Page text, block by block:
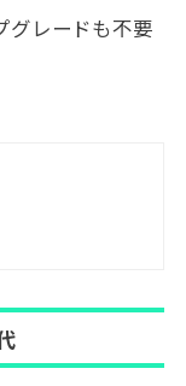
グレードも不要